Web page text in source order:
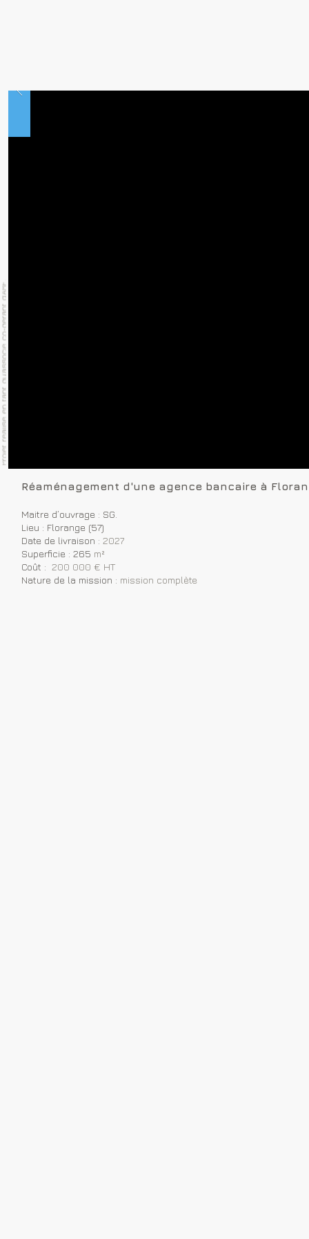
Réaménagement d'une agence bancaire à
Maitre d’ouvrage : SG.
Lieu : Florange (57)
Date de livraison : 2027
Superficie : 265 m²
Coût : 200 000 € HT
Nature de la mission : mission complète